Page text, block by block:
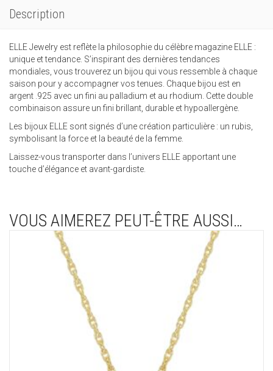
Description
ELLE Jewelry est reflète la philosophie du célèbre magazine ELLE :
unique et tendance. S’inspirant des dernières tendances
mondiales, vous trouverez un bijou qui vous ressemble à chaque
saison pour y accompagner vos tenues. Chaque bijou est en
argent .925 avec un fini au palladium et au rhodium. Cette double
combinaison assure un fini brillant, durable et hypoallergène.
Les bijoux ELLE sont signés d’une création particulière : un rubis,
symbolisant la force et la beauté de la femme.
Laissez-vous transporter dans l’univers ELLE apportant une
touche d’élégance et avant-gardiste.
VOUS AIMEREZ PEUT-ÊTRE AUSSI…